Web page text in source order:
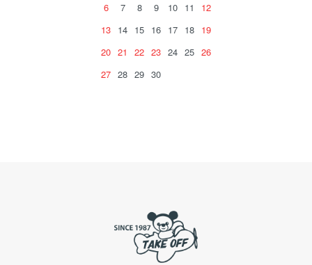
6
7 8 9 10 11
12
13 14 15 16 17 18 19
20 21 22 23 24 25 26
27 28 29 30